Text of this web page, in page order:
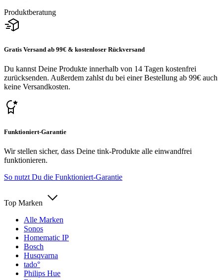
Produktberatung
Gratis Versand ab 99€ & kostenloser Rückversand
Du kannst Deine Produkte innerhalb von 14 Tagen kostenfrei
zurücksenden. Außerdem zahlst du bei einer Bestellung ab 99€ auch
keine Versandkosten.
Funktioniert-Garantie
Wir stellen sicher, dass Deine tink-Produkte alle einwandfrei
funktionieren.
So nutzt Du die Funktioniert-Garantie
Top Marken
Alle Marken
Sonos
Homematic IP
Bosch
Husqvarna
tado°
Philips Hue